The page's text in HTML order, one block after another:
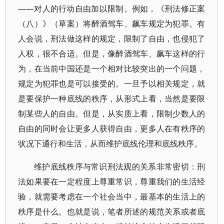
——对人的行动自由加以限制。例如，《刑法修正案
（八）》（草案）将醉酒驾车、飙车规定为犯罪。有
人会说，刑法做这样的规定，限制了自由，也侵犯了
人权，很不合适。但是，像醉酒驾车、飙车这样的行
为，在当前中国还是一个相对比较突出的一个问题，
规定为犯罪也是可以接受的。一旦予以相关规定，就
是要保护一种底线的秩序，从形式上看，当然是要限
制某些人的自由。但是，从实质上看，限制少数人的
自由的同时会让更多人获得自由，更多人在有秩序的
状况下通行和生活，从而维护底线伦理和底线秩序。
维护底线秩序与常识刑法观的关系非常密切：刑
法如果要在一定程度上尊重常识，尊重我们的生活经
验，就需要考虑在一个社会当中，最基本的生活上的
秩序是什么。也就是说，笔者所述的规范关系或者底